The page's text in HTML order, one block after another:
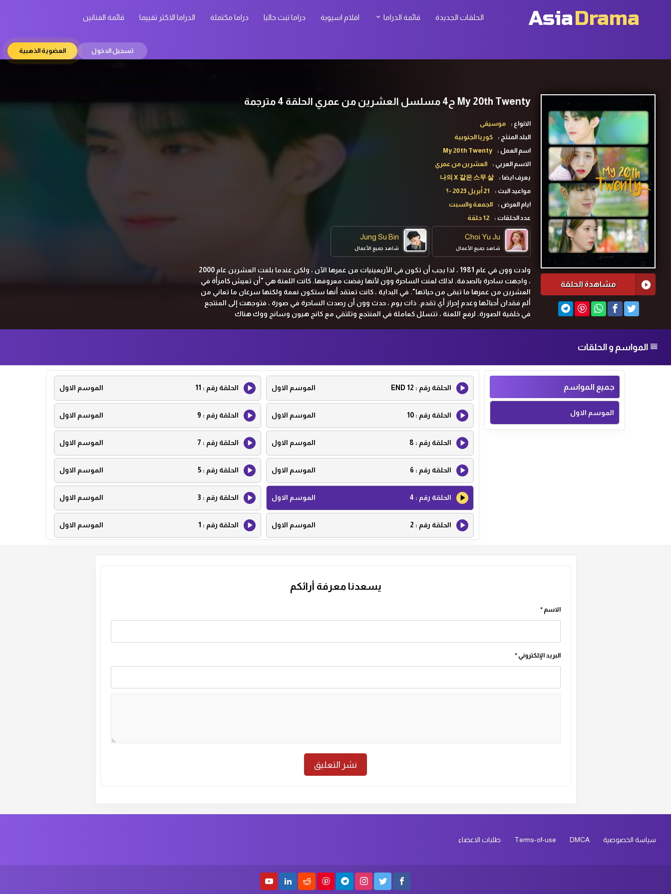
AsiaDrama الحلقات الجديدة قائمة الدراما افلام اسيوية دراما تبث حاليا دراما مكتملة الدراما الاكثر تقييما قائمة الفنانين
تسجيل الدخول العضوية الذهبية
مشاهدة الحلقة
My 20th Twenty ح4 مسلسل العشرين من عمري الحلقة 4 مترجمة
الانواع :
موسيقى
البلد المنتج :
كوريا الجنوبية
اسم العمل :
My 20th Twenty
الاسم العربي :
العشرين من عمري
يعرف ايضا :
나의 X 같은 스무 살
مواعيد البث :
21 أبريل 2023 -؟
ايام العرض :
الجمعة والسبت
عدد الحلقات :
12 حلقة
Choi Yu Ju
شاهد جميع الأعمال
Jung Su Bin
شاهد جميع الأعمال
ولدت وون في عام 1981 ، لذا يجب أن تكون في الأربعينيات من عمرها الآن ، ولكن عندما بلغت العشرين عام 2000
، واجهت ساحرة بالصدفة. لذلك لعنت الساحرة وون لأنها رفضت معروفها. كانت اللعنة هي "أن تعيش كامرأة في
العشرين من عمرها ما تبقى من حياتها". في البداية ، كانت تعتقد أنها ستكون نعمة ولكنها سرعان ما تعاني من
ألم فقدان أحبائها وعدم إحراز أي تقدم. ذات يوم ، حدث وون أن رصدت الساحرة في صورة ، فتوجهت إلى المنتجع
في خلفية الصورة. لرفع اللعنة ، تتسلل كعاملة في المنتجع وتلتقي مع كانج هيون وسانج ووك هناك
المواسم و الحلقات
جميع المواسم
الموسم الاول
الحلقة رقم : 12 END الموسم الاول الحلقة رقم : 11 الموسم الاول
الحلقة رقم :10 الموسم الاول الحلقة رقم : 9 الموسم الاول
الحلقة رقم : 8 الموسم الاول الحلقة رقم : 7 الموسم الاول
الحلقة رقم : 6 الموسم الاول الحلقة رقم : 5 الموسم الاول
الحلقة رقم : 4 الموسم الاول الحلقة رقم : 3 الموسم الاول
الحلقة رقم : 2 الموسم الاول الحلقة رقم : 1 الموسم الاول
يسعدنا معرفة أرائكم
الاسم*
البريد الإلكتروني*
سياسة الخصوصية DMCA
Terms-of-use طلبات الاعضاء